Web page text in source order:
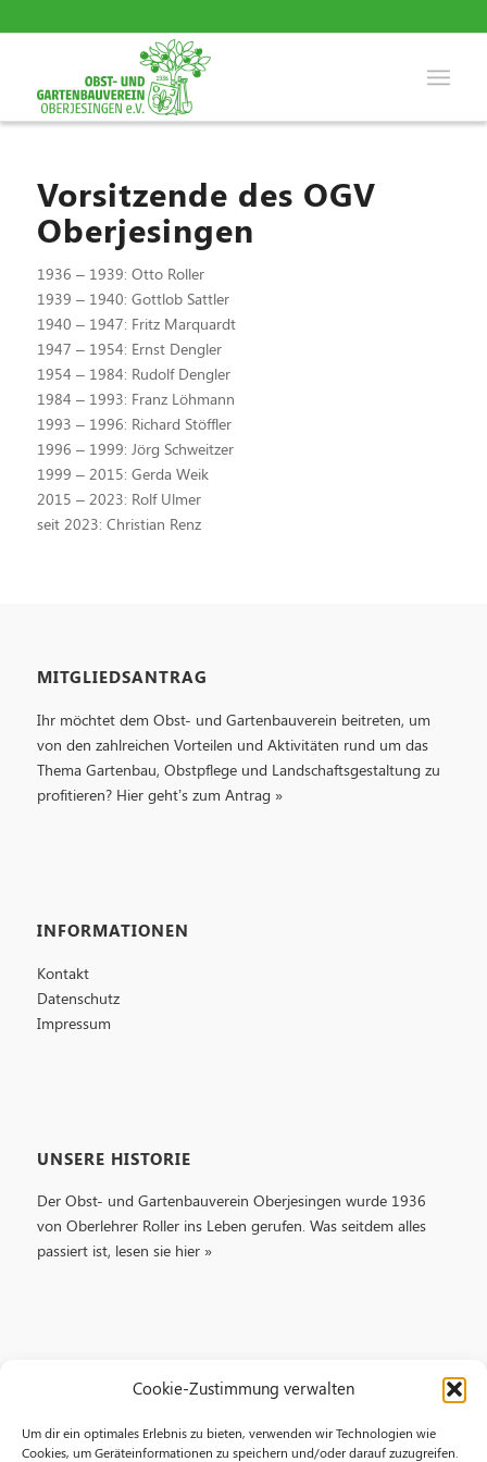
Cookie-Zustimmung verwalten
Um dir ein optimales Erlebnis zu bieten, verwenden wir Technologien wie
Cookies, um Geräteinformationen zu speichern und/oder darauf zuzugreifen.
Vorsitzende des OGV
Oberjesingen
1936 – 1939: Otto Roller
1939 – 1940: Gottlob Sattler
1940 – 1947: Fritz Marquardt
1947 – 1954: Ernst Dengler
1954 – 1984: Rudolf Dengler
1984 – 1993: Franz Löhmann
1993 – 1996: Richard Stöffler
1996 – 1999: Jörg Schweitzer
1999 – 2015: Gerda Weik
2015 – 2023: Rolf Ulmer
seit 2023: Christian Renz
MITGLIEDSANTRAG
Ihr möchtet dem Obst- und Gartenbauverein beitreten, um
von den zahlreichen Vorteilen und Aktivitäten rund um das
Thema Gartenbau, Obstpflege und Landschaftsgestaltung zu
profitieren? Hier geht’s zum Antrag »
INFORMATIONEN
Kontakt
Datenschutz
Impressum
UNSERE HISTORIE
Der Obst- und Gartenbauverein Oberjesingen wurde 1936
von Oberlehrer Roller ins Leben gerufen. Was seitdem alles
passiert ist, lesen sie hier »
Obst- und Gartenbauverein
Oberjesingen e.V.